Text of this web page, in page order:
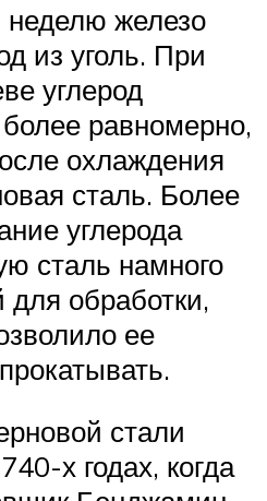
железо
из уголь. При
углерод
равномерно,
охлаждения
сталь. Более
углерода
сталь намного
для обработки,
ее
стали
х годах, когда